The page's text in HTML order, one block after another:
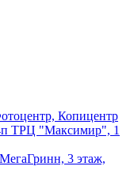
Копицентр
ТРЦ "Максимир", 1
3 этаж,